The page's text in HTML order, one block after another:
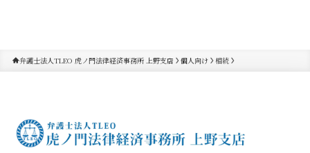
弁護士法人TLEO 虎ノ門法律経済事務所 上野支店 個人向け 相続